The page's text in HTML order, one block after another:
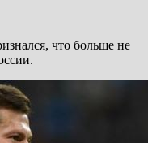
что больше не